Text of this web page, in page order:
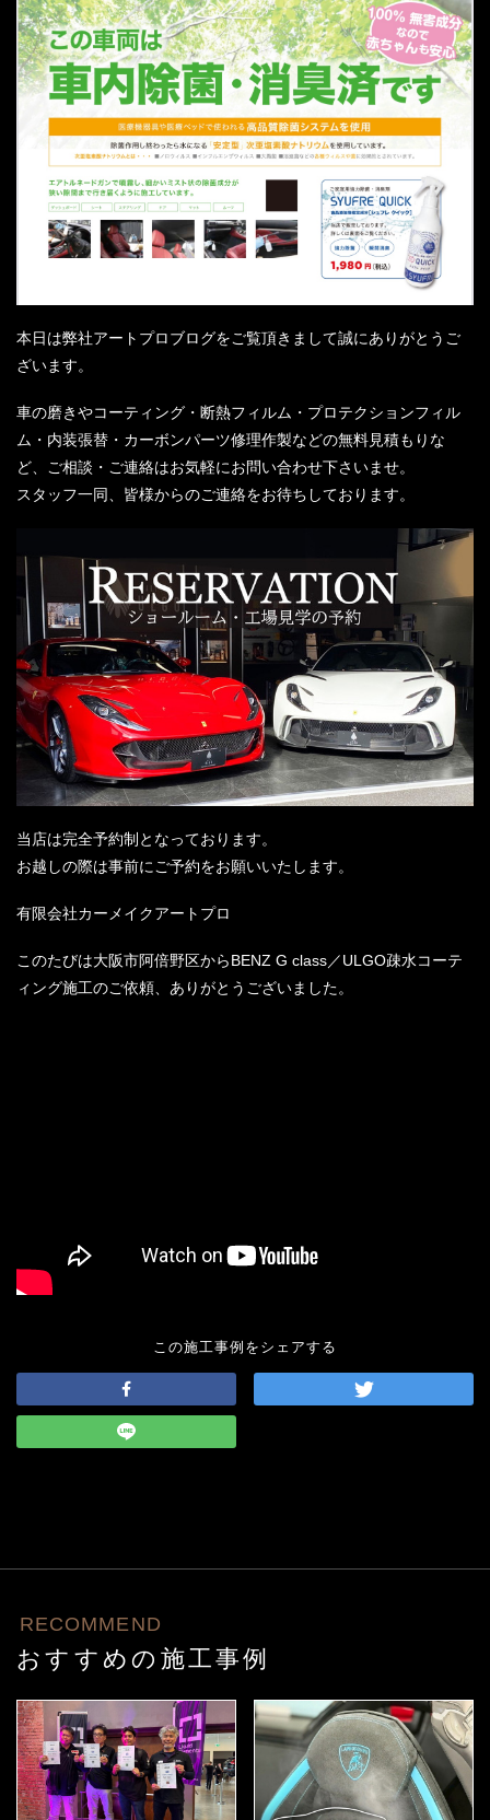
本日は弊社アートプロブログをご覧頂きまして誠にありがとうご
ざいます。
車の磨きやコーティング・断熱フィルム・プロテクションフィル
ム・内装張替・カーボンパーツ修理作製などの無料見積もりな
ど、ご相談・ご連絡はお気軽にお問い合わせ下さいませ。
スタッフ一同、皆様からのご連絡をお待ちしております。
当店は完全予約制となっております。
お越しの際は事前にご予約をお願いいたします。
有限会社カーメイクアートプロ
このたびは大阪市阿倍野区からBENZ G class／ULGO疎水コーテ
ィング施工のご依頼、ありがとうございました。
この施工事例をシェアする
RECOMMEND
おすすめの施工事例